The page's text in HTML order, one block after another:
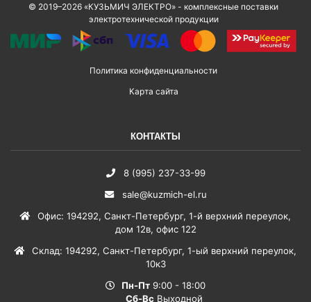
© 2019–2026 «КУЗЬМИЧ ЭЛЕКТРО» - комплексные поставки
электротехнической продукции
Политика конфиденциальности
Карта сайта
КОНТАКТЫ
8 (995) 237-33-99
sale@kuzmich-el.ru
Офис: 194292, Санкт-Петербург, 1-й верхний переулок,
дом 12в, офис 122
Склад: 194292, Санкт-Петербург, 1-ый верхний переулок,
10к3
Пн-Пт 9:00 - 18:00
Сб-Вс Выходной